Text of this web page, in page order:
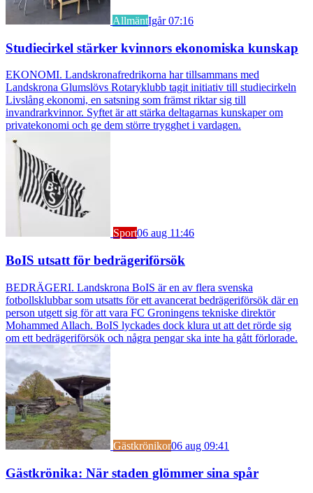
AllmäntIgår 07:16
Studiecirkel stärker kvinnors ekonomiska kunskap
EKONOMI. Landskronafredrikorna har tillsammans med
Landskrona Glumslövs Rotaryklubb tagit initiativ till studiecirkeln
Livslång ekonomi, en satsning som främst riktar sig till
invandrarkvinnor. Syftet är att stärka deltagarnas kunskaper om
privatekonomi och ge dem större trygghet i vardagen.
Sport06 aug 11:46
BoIS utsatt för bedrägeriförsök
BEDRÄGERI. Landskrona BoIS är en av flera svenska
fotbollsklubbar som utsatts för ett avancerat bedrägeriförsök där en
person utgett sig för att vara FC Groningens tekniske direktör
Mohammed Allach. BoIS lyckades dock klura ut att det rörde sig
om ett bedrägeriförsök och några pengar ska inte ha gått förlorade.
Gästkrönikor06 aug 09:41
Gästkrönika: När staden glömmer sina spår